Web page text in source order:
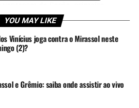
nacional com 33 . A bola vai
(horário de Brasília).
escalações
x Botafogo
YOU MAY LIKE
Vinícius joga contra o Mirassol neste
(2)?
e Grêmio: saiba onde assistir ao vivo